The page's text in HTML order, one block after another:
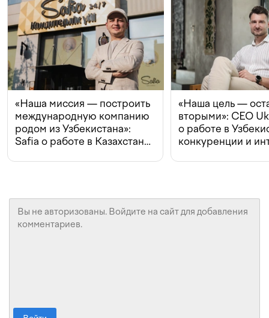
«Наша миссия — построить
международную компанию
родом из Узбекистана»:
Safia о работе в Казахстане,
«Наша цель —
вторыми»: CEO
о работе в
конкуренции и